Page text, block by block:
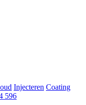
Injecteren Coating
596